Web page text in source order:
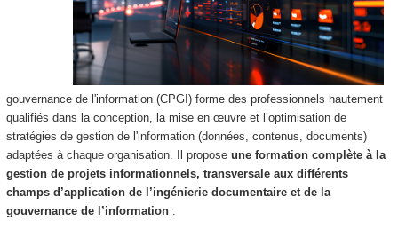
gouvernance de l'information (CPGI) forme des professionnels hautement
qualifiés dans la conception, la mise en œuvre et l’optimisation de
stratégies de gestion de l'information (données, contenus, documents)
adaptées à chaque organisation. Il propose une formation complète à la
gestion de projets informationnels, transversale aux différents
champs d’application de l’ingénierie documentaire et de la
gouvernance de l’information :